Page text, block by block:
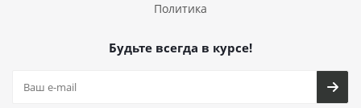
Политика
Будьте всегда в курсе!